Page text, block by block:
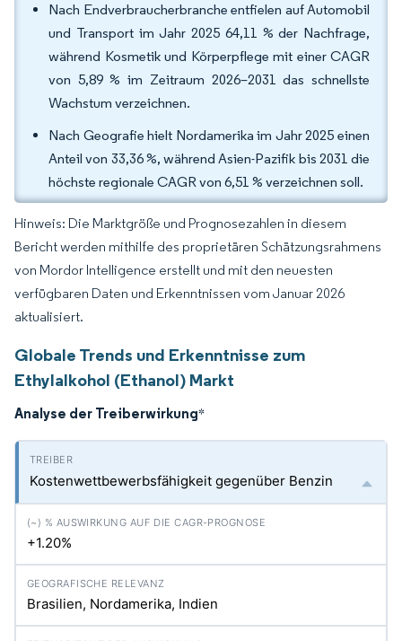
Nach Endverbraucherbranche entfielen auf Automobil
und Transport im Jahr 2025 64,11 % der Nachfrage,
während Kosmetik und Körperpflege mit einer CAGR
von 5,89 % im Zeitraum 2026–2031 das schnellste
Wachstum verzeichnen.
Nach Geografie hielt Nordamerika im Jahr 2025 einen
Anteil von 33,36 %, während Asien-Pazifik bis 2031 die
höchste regionale CAGR von 6,51 % verzeichnen soll.
Hinweis: Die Marktgröße und Prognosezahlen in diesem
Bericht werden mithilfe des proprietären Schätzungsrahmens
von Mordor Intelligence erstellt und mit den neuesten
verfügbaren Daten und Erkenntnissen vom Januar 2026
aktualisiert.
Globale Trends und Erkenntnisse zum
Ethylalkohol (Ethanol) Markt
Analyse der Treiberwirkung*
Kostenwettbewerbsfähigkeit gegenüber Benzin
+1.20%
Brasilien, Nordamerika, Indien